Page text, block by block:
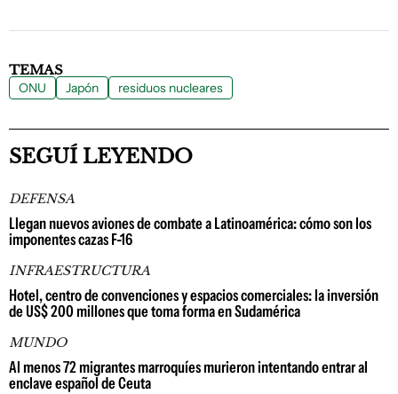
TEMAS
ONU Japón residuos nucleares
SEGUÍ LEYENDO
DEFENSA
Llegan nuevos aviones de combate a Latinoamérica: cómo son los
imponentes cazas F-16
INFRAESTRUCTURA
Hotel, centro de convenciones y espacios comerciales: la inversión
de US$ 200 millones que toma forma en Sudamérica
MUNDO
Al menos 72 migrantes marroquíes murieron intentando entrar al
enclave español de Ceuta